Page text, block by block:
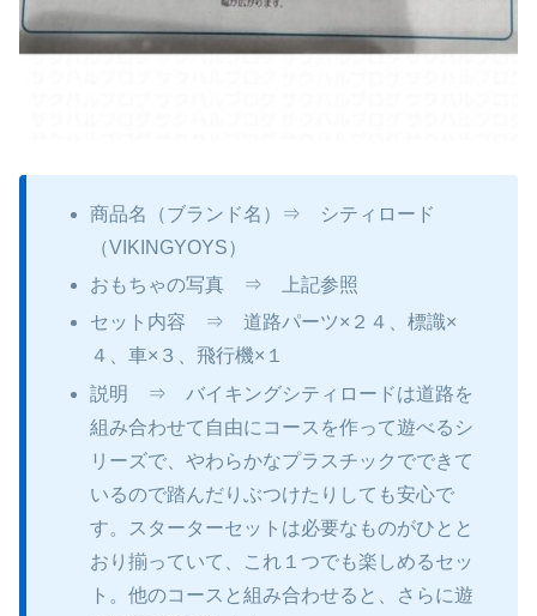
商品名（ブランド名）⇒ シティロード
（VIKINGYOYS）
おもちゃの写真 ⇒ 上記参照
セット内容 ⇒ 道路パーツ×２４、標識×
４、車×３、飛行機×１
説明 ⇒ バイキングシティロードは道路を
組み合わせて自由にコースを作って遊べるシ
リーズで、やわらかなプラスチックでできて
いるので踏んだりぶつけたりしても安心で
す。スターターセットは必要なものがひとと
おり揃っていて、これ１つでも楽しめるセッ
ト。他のコースと組み合わせると、さらに遊